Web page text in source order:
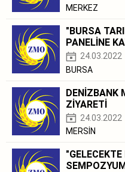
MERKEZ
"BURSA
PANELİNE
24.03.2022
BURSA
DENİZBANK
ZİYARETİ
24.03.2022
MERSİN